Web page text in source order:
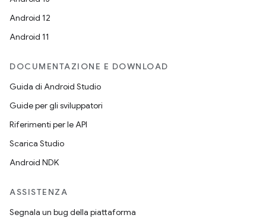
Android 12
Android 11
DOCUMENTAZIONE E DOWNLOAD
Guida di Android Studio
Guide per gli sviluppatori
Riferimenti per le API
Scarica Studio
Android NDK
ASSISTENZA
Segnala un bug della piattaforma